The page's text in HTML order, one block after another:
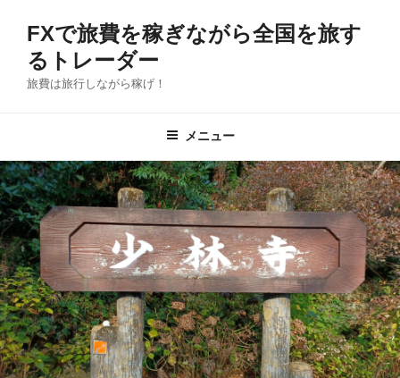
キ
ッ
プ
FXで旅費を稼ぎながら全国を旅す
るトレーダー
旅費は旅行しながら稼げ！
メニュー